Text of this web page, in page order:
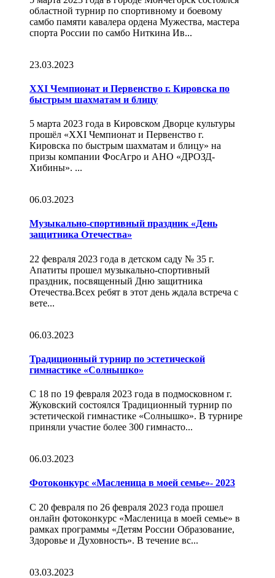
областной турнир по спортивному и боевому
самбо памяти кавалера ордена Мужества, мастера
спорта России по самбо Ниткина Ив...
23.03.2023
XXI Чемпионат и Первенство г. Кировска по
быстрым шахматам и блицу
5 марта 2023 года в Кировском Дворце культуры
прошёл «XXI Чемпионат и Первенство г.
Кировска по быстрым шахматам и блицу» на
призы компании ФосАгро и АНО «ДРОЗД-
Хибины». ...
06.03.2023
Музыкально-спортивный праздник «День
защитника Отечества»
22 февраля 2023 года в детском саду № 35 г.
Апатиты прошел музыкально-спортивный
праздник, посвященный Дню защитника
Отечества.Всех ребят в этот день ждала встреча с
вете...
06.03.2023
Традиционный турнир по эстетической
гимнастике «Солнышко»
С 18 по 19 февраля 2023 года в подмосковном г.
Жуковский состоялся Традиционный турнир по
эстетической гимнастике «Солнышко». В турнире
приняли участие более 300 гимнасто...
06.03.2023
Фотоконкурс «Масленица в моей семье»- 2023
С 20 февраля по 26 февраля 2023 года прошел
онлайн фотоконкурс «Масленица в моей семье» в
рамках программы «Детям России Образование,
Здоровье и Духовность». В течение вс...
03.03.2023